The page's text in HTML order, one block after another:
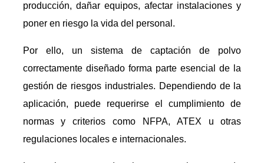
producción, dañar equipos, afectar instalaciones y
poner en riesgo la vida del personal.
Por ello, un sistema de captación de polvo
correctamente diseñado forma parte esencial de la
gestión de riesgos industriales. Dependiendo de la
aplicación, puede requerirse el cumplimiento de
normas y criterios como NFPA, ATEX u otras
regulaciones locales e internacionales.